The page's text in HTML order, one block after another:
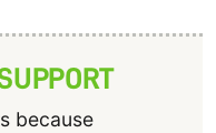
because